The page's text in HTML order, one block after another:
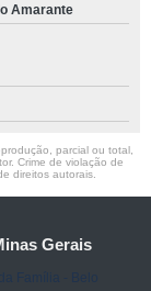
Amarante
parcial ou total,
Crime de violação de
direitos autorais
Gerais